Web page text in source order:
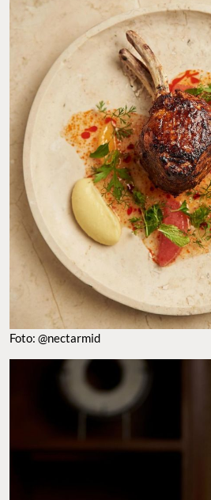
Foto: @nectarmid